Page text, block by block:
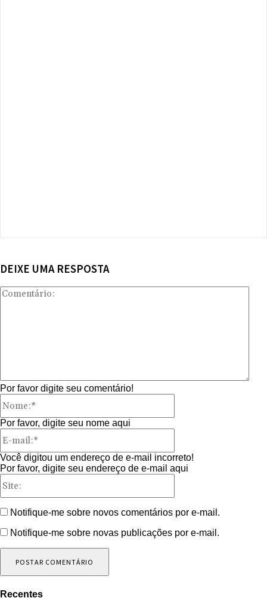
DEIXE UMA RESPOSTA
Por favor digite seu comentário!
Por favor, digite seu nome aqui
Você digitou um endereço de e-mail incorreto!
Por favor, digite seu endereço de e-mail aqui
Notifique-me sobre novos comentários por e-mail.
Notifique-me sobre novas publicações por e-mail.
Recentes